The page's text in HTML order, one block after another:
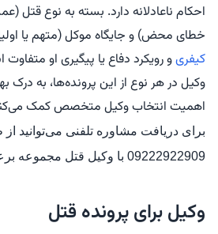
احکام ناعادلانه دارد. بسته به نوع قتل
خطای محض) و جایگاه موکل (متهم یا
کیفریو رویکرد دفاع یا پیگیری او
وکیل در هر نوع از این پرونده‌ها، به درک
اهمیت انتخاب وکیل متخصص کمک
برای دریافت مشاوره تلفنی می‌توانید
09222922909 با وکیل قتل مجموعه
وکیل برای پرونده قتل